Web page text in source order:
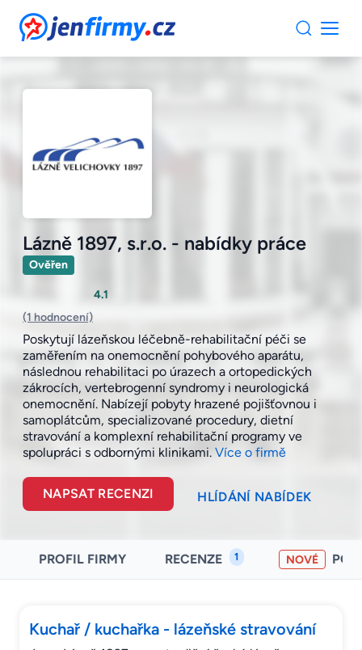
JenFirmy.cz
Lázně 1897, s.r.o. - nabídky práce
Ověřen
4.1
(1 hodnocení)
Poskytují lázeňskou léčebně-rehabilitační péči se
zaměřením na onemocnění pohybového aparátu,
následnou rehabilitaci po úrazech a ortopedických
zákrocích, vertebrogenní syndromy i neurologická
onemocnění. Nabízejí pobyty hrazené pojišťovnou i
samoplátcům, specializované procedury, dietní
stravování a komplexní rehabilitační programy ve
spolupráci s odbornými klinikami. Více o firmě
NAPSAT RECENZI HLÍDÁNÍ NABÍDEK
PROFIL FIRMY RECENZE 1 NOVÉ
Kuchař / kuchařka - lázeňské stravování